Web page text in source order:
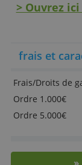
Combien
Le compte
de frais de
payez la
minimum